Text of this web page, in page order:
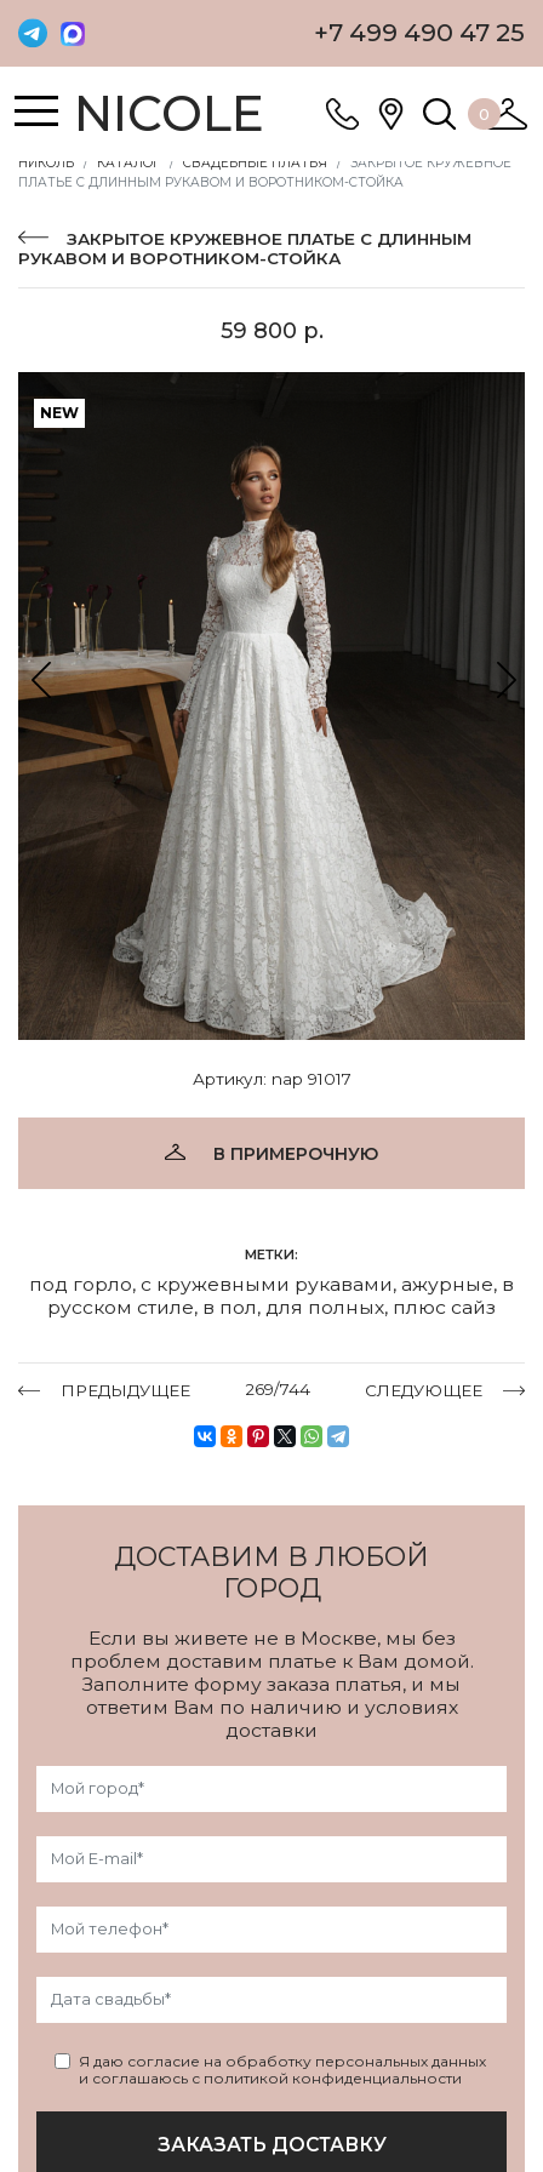
+7 499 490 47 25
NICOLE 0
НИКОЛЬ КАТАЛОГ СВАДЕБНЫЕ ПЛАТЬЯ
ЗАКРЫТОЕ КРУЖЕВНОЕ
ПЛАТЬЕ С ДЛИННЫМ РУКАВОМ И ВОРОТНИКОМ-СТОЙКА
ЗАКРЫТОЕ КРУЖЕВНОЕ ПЛАТЬЕ С ДЛИННЫМ
РУКАВОМ И ВОРОТНИКОМ-СТОЙКА
59 800 р.
NEW
Артикул: nap 91017
В ПРИМЕРОЧНУЮ
МЕТКИ:
под горло, с кружевными рукавами, ажурные, в
русском стиле, в пол, для полных, плюс сайз
ПРЕДЫДУЩЕЕ 269/744 СЛЕДУЮЩЕЕ
ДОСТАВИМ В ЛЮБОЙ
ГОРОД
Если вы живете не в Москве, мы без
проблем доставим платье к Вам домой.
Заполните форму заказа платья, и мы
ответим Вам по наличию и условиях
доставки
Я даю согласие на обработку персональных данных
и соглашаюсь с политикой конфиденциальности
ЗАКАЗАТЬ ДОСТАВКУ